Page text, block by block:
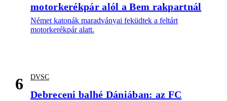
motorkerékpár alól a Bem rakpartnál
Német katonák maradványai feküdtek a feltárt
motorkerékpár alatt.
6 DVSC
Debreceni balhé Dániában: az FC